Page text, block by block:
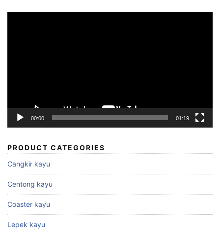
00:00 01:19
PRODUCT CATEGORIES
Cangkir kayu
Centong kayu
Coaster kayu
Lepek kayu